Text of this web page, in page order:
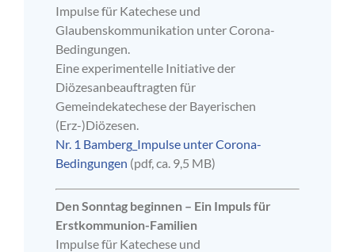
Impulse für Katechese und
Glaubenskommunikation unter Corona-
Bedingungen.
Eine experimentelle Initiative der
Diözesanbeauftragten für
Gemeindekatechese der Bayerischen
(Erz-)Diözesen.
Nr. 1 Bamberg_Impulse unter Corona-
Bedingungen (pdf, ca. 9,5 MB)
Den Sonntag beginnen – Ein Impuls für
Erstkommunion-Familien
Impulse für Katechese und